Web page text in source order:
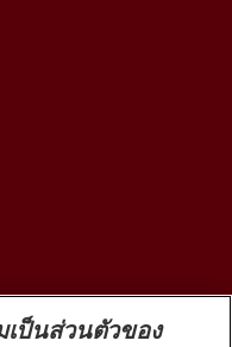
เป็นส่วนตัวของ